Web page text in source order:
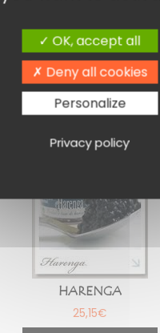
SPECK 100G
3,25€
Ajouter au panier
HARENGA
25,15€
OK, accept all
Deny all cookies
Personalize
Privacy policy